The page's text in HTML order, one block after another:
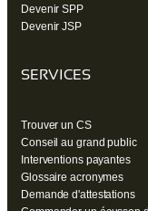
Devenir SPP
Devenir JSP
SERVICES
Trouver un CS
Conseil au grand public
Interventions payantes
Glossaire acronymes
Demande d'attestations